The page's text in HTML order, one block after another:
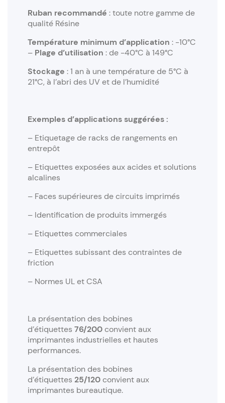
Ruban recommandé : toute notre gamme de
qualité Résine
Température minimum d’application : -10°C
– Plage d’utilisation : de -40°C à 149°C
Stockage : 1 an à une température de 5°C à
21°C, à l’abri des UV et de l’humidité
Exemples d’applications suggérées :
– Etiquetage de racks de rangements en
entrepôt
– Etiquettes exposées aux acides et solutions
alcalines
– Faces supérieures de circuits imprimés
– Identification de produits immergés
– Etiquettes commerciales
– Etiquettes subissant des contraintes de
friction
– Normes UL et CSA
La présentation des bobines
d’étiquettes 76/200convient aux
imprimantes industrielles et hautes
performances.
La présentation des bobines
d’étiquettes 25/120convient aux
imprimantes bureautique.